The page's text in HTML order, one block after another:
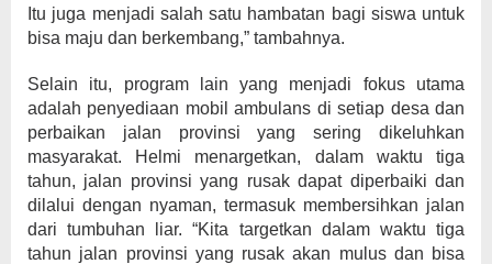
Itu juga menjadi salah satu hambatan bagi siswa untuk
bisa maju dan berkembang,” tambahnya.
Selain itu, program lain yang menjadi fokus utama
adalah penyediaan mobil ambulans di setiap desa dan
perbaikan jalan provinsi yang sering dikeluhkan
masyarakat. Helmi menargetkan, dalam waktu tiga
tahun, jalan provinsi yang rusak dapat diperbaiki dan
dilalui dengan nyaman, termasuk membersihkan jalan
dari tumbuhan liar. “Kita targetkan dalam waktu tiga
tahun jalan provinsi yang rusak akan mulus dan bisa